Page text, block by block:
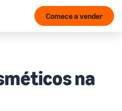
Comece a vender
na